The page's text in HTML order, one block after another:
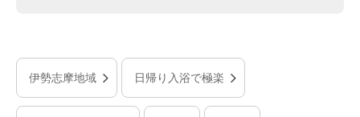
伊勢志摩地域 日帰り入浴で極楽